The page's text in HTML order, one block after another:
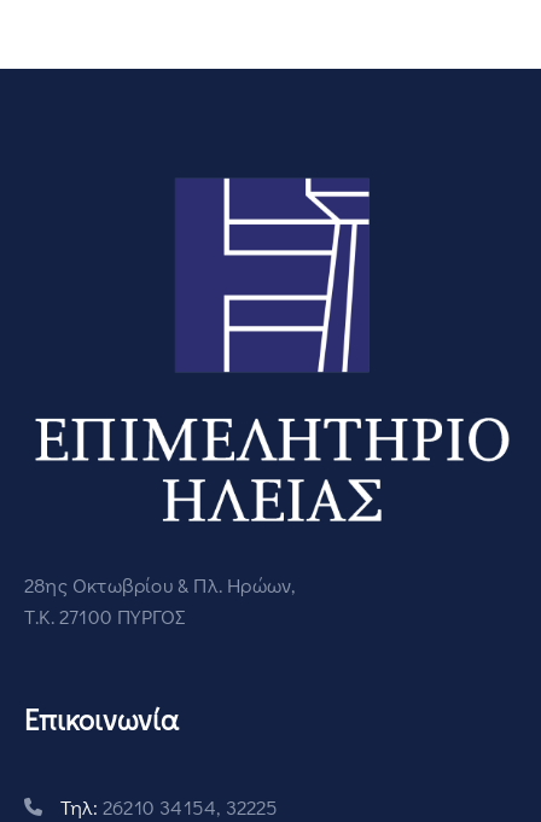
28ης Οκτωβρίου & Πλ. Ηρώων,
Τ.Κ. 27100 ΠΥΡΓΟΣ
Επικοινωνία
Τηλ: 26210 34154, 32225